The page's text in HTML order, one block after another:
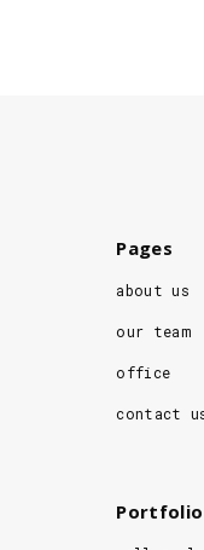
Pages
about us
our team
office
contact
Portfolio